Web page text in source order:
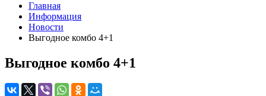
Главная
Информация
Новости
Выгодное комбо 4+1
Выгодное комбо 4+1